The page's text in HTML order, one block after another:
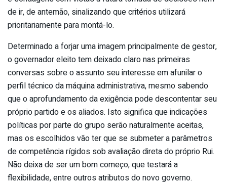
de ir, de antemão, sinalizando que critérios utilizará
prioritariamente para montá-lo.
Determinado a forjar uma imagem principalmente de gestor,
o governador eleito tem deixado claro nas primeiras
conversas sobre o assunto seu interesse em afunilar o
perfil técnico da máquina administrativa, mesmo sabendo
que o aprofundamento da exigência pode descontentar seu
próprio partido e os aliados. Isto significa que indicações
políticas por parte do grupo serão naturalmente aceitas,
mas os escolhidos vão ter que se submeter a parâmetros
de competência rígidos sob avaliação direta do próprio Rui.
Não deixa de ser um bom começo, que testará a
flexibilidade, entre outros atributos do novo governo.